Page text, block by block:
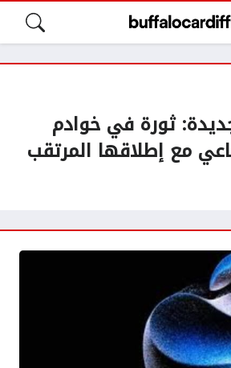
ثورة في خوادم
مع إطلاقها المرتقب